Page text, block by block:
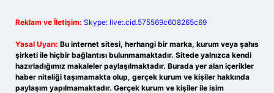
Reklam ve İletişim: Skype: live:.cid.575569c608265c69
Yasal Uyarı: Bu internet sitesi, herhangi bir marka, kurum veya şahıs
şirketi ile hiçbir bağlantısı bulunmamaktadır. Sitede yalnızca kendi
hazırladığımız makaleler paylaşılmaktadır. Burada yer alan içerikler
haber niteliği taşımamakta olup, gerçek kurum ve kişiler hakkında
paylaşım yapılmamaktadır. Gerçek kurum ve kişiler ile isim